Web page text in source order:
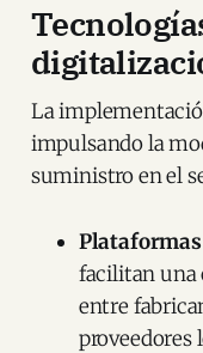
La
impulsando la
suministro en el
facilitan una
entre
proveedores